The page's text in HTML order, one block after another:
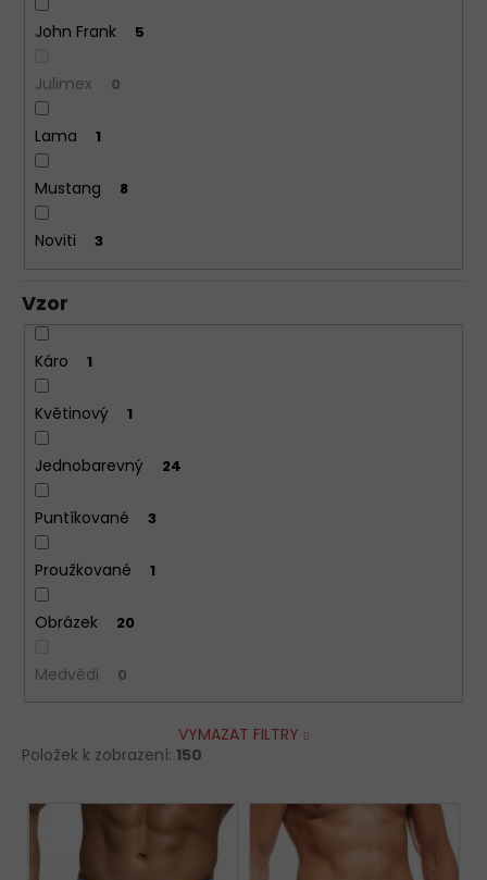
John Frank 5
Julimex 0
Lama 1
Mustang 8
Noviti 3
Vzor
Káro 1
Květinový 1
Jednobarevný 24
Puntíkované 3
Proužkované 1
Obrázek 20
Medvědi 0
VYMAZAT FILTRY
Položek k zobrazení: 150
V
ý